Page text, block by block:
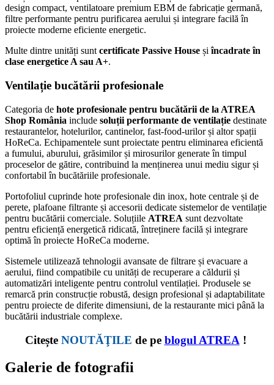
design compact, ventilatoare premium EBM de fabricație germană,
filtre performante pentru purificarea aerului și integrare facilă în
proiecte moderne eficiente energetic.
Multe dintre unități suntcertificate Passive House șiîncadrate în
clase energetice A sau A+.
Ventilație bucătării profesionale
Categoria de hote profesionale pentru bucătării de la ATREA
Shop România include soluții performante de ventilație destinate
restaurantelor, hotelurilor, cantinelor, fast-food-urilor și altor spații
HoReCa. Echipamentele sunt proiectate pentru eliminarea eficientă
a fumului, aburului, grăsimilor și mirosurilor generate în timpul
proceselor de gătire, contribuind la menținerea unui mediu sigur și
confortabil în bucătăriile profesionale.
Portofoliul cuprinde hote profesionale din inox, hote centrale și de
perete, plafoane filtrante și accesorii dedicate sistemelor de ventilație
pentru bucătării comerciale. Soluțiile ATREA sunt dezvoltate
pentru eficiență energetică ridicată, întreținere facilă și integrare
optimă în proiecte HoReCa moderne.
Sistemele utilizează tehnologii avansate de filtrare și evacuare a
aerului, fiind compatibile cu unități de recuperare a căldurii și
automatizări inteligente pentru controlul ventilației. Produsele se
remarcă prin construcție robustă, design profesional și adaptabilitate
pentru proiecte de diferite dimensiuni, de la restaurante mici până la
bucătării industriale complexe.
Citește NOUTĂŢILE de pe blogul ATREA !
Galerie de fotografii